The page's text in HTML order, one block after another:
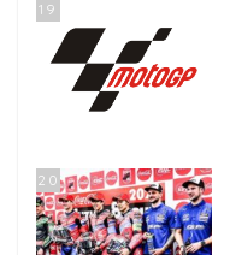
19
20